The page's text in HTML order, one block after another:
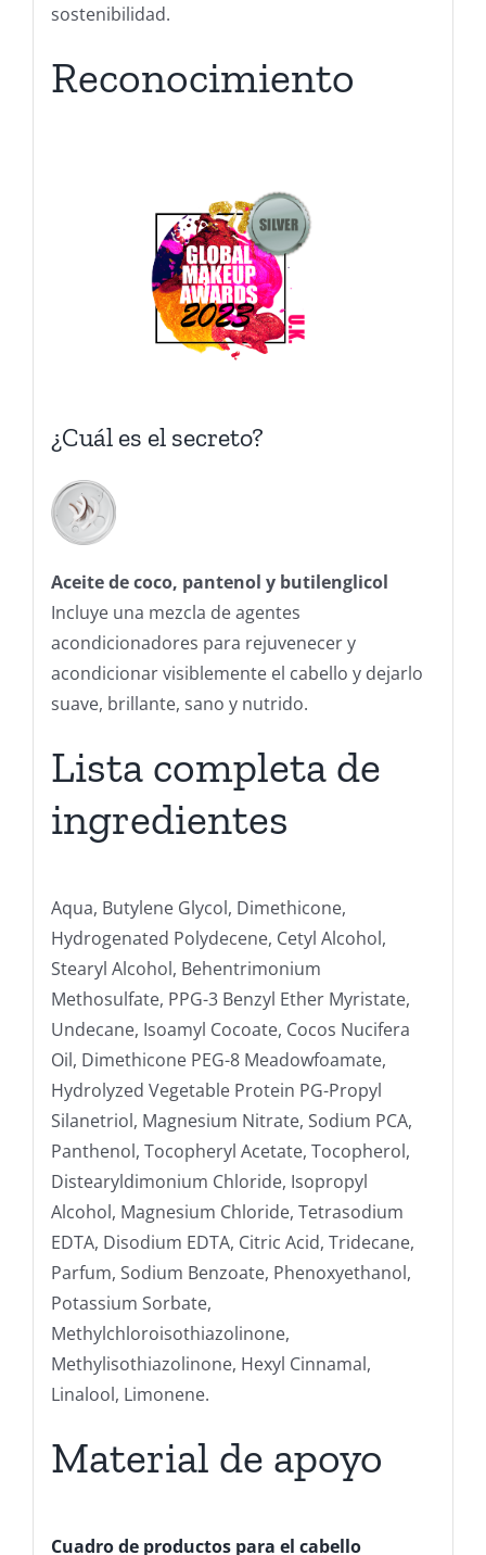
sostenibilidad.
Reconocimiento
¿Cuál es el secreto?
Aceite de coco, pantenol y butilenglicol
Incluye una mezcla de agentes
acondicionadores para rejuvenecer y
acondicionar visiblemente el cabello y dejarlo
suave, brillante, sano y nutrido.
Lista completa de
ingredientes
Aqua, Butylene Glycol, Dimethicone,
Hydrogenated Polydecene, Cetyl Alcohol,
Stearyl Alcohol, Behentrimonium
Methosulfate, PPG-3 Benzyl Ether Myristate,
Undecane, Isoamyl Cocoate, Cocos Nucifera
Oil, Dimethicone PEG-8 Meadowfoamate,
Hydrolyzed Vegetable Protein PG-Propyl
Silanetriol, Magnesium Nitrate, Sodium PCA,
Panthenol, Tocopheryl Acetate, Tocopherol,
Distearyldimonium Chloride, Isopropyl
Alcohol, Magnesium Chloride, Tetrasodium
EDTA, Disodium EDTA, Citric Acid, Tridecane,
Parfum, Sodium Benzoate, Phenoxyethanol,
Potassium Sorbate,
Methylchloroisothiazolinone,
Methylisothiazolinone, Hexyl Cinnamal,
Linalool, Limonene.
Material de apoyo
Cuadro de productos para el cabello